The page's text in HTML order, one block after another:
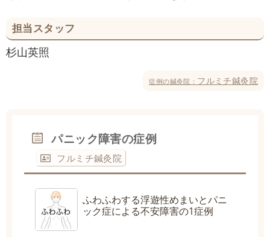
担当スタッフ
杉山英照
症例の鍼灸院： フルミチ鍼灸院
パニック障害の症例
フルミチ鍼灸院
ふわふわする浮遊性めまいとパニ
ック症による不安障害の1症例